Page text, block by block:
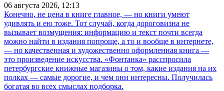
06 августа 2026, 12:13
Конечно, не цена в книге главное, — но книги умеют
удивлять и ею тоже. Тот случай, когда дороговизна не
вызывает возмущения: информацию и текст почти всегда
можно найти в издания попроще, а то и вообще в интернете,
— но качественная и художественно оформленная книга —
это произведение искусства. «Фонтанка» расспросила
петербургские книжные магазины о том, какие издания на их
полках — самые дорогие, и чем они интересны. Получилась
богатая во всех смыслах подборка.